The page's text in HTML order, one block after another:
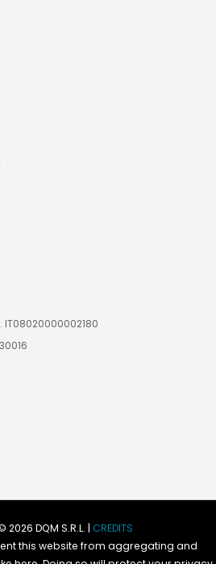
IT08020000002180
2026 DQM S.R.L. | CREDITS
this website from aggregating and